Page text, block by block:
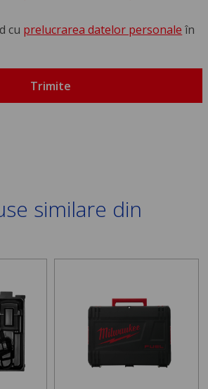
cu prelucrarea datelor personale în
Trimite
similare din